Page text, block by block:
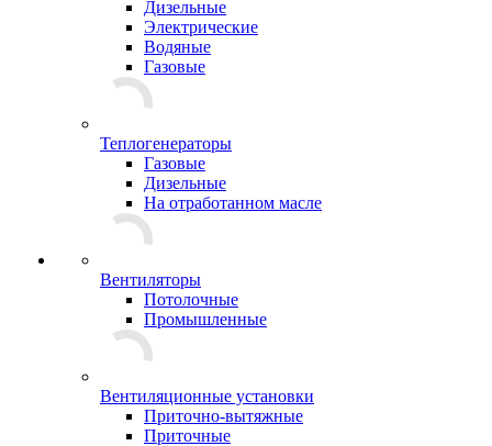
Дизельные
Электрические
Водяные
Газовые
Теплогенераторы
Газовые
Дизельные
На отработанном масле
Вентиляторы
Потолочные
Промышленные
Вентиляционные установки
Приточно-вытяжные
Приточные